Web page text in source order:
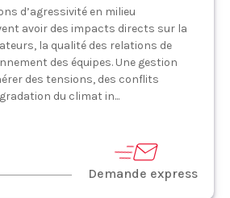
d’agressivité en milieu
avoir des impacts directs sur la
la qualité des relations de
des équipes. Une gestion
des tensions, des conflits
du climat in...
Demande express